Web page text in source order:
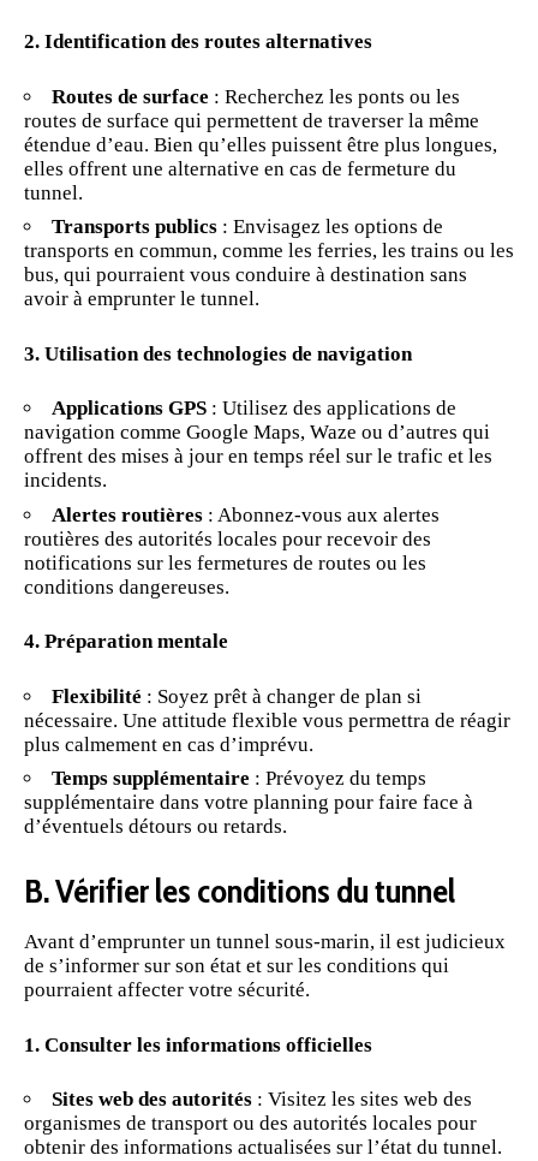
2. Identification des routes alternatives
Routes de surface : Recherchez les ponts ou les
routes de surface qui permettent de traverser la même
étendue d’eau. Bien qu’elles puissent être plus longues,
elles offrent une alternative en cas de fermeture du
tunnel.
Transports publics : Envisagez les options de
transports en commun, comme les ferries, les trains ou les
bus, qui pourraient vous conduire à destination sans
avoir à emprunter le tunnel.
3. Utilisation des technologies de navigation
Applications GPS : Utilisez des applications de
navigation comme Google Maps, Waze ou d’autres qui
offrent des mises à jour en temps réel sur le trafic et les
incidents.
Alertes routières : Abonnez-vous aux alertes
routières des autorités locales pour recevoir des
notifications sur les fermetures de routes ou les
conditions dangereuses.
4. Préparation mentale
Flexibilité : Soyez prêt à changer de plan si
nécessaire. Une attitude flexible vous permettra de réagir
plus calmement en cas d’imprévu.
Temps supplémentaire : Prévoyez du temps
supplémentaire dans votre planning pour faire face à
d’éventuels détours ou retards.
B. Vérifier les conditions du tunnel
Avant d’emprunter un tunnel sous-marin, il est judicieux
de s’informer sur son état et sur les conditions qui
pourraient affecter votre sécurité.
1. Consulter les informations officielles
Sites web des autorités : Visitez les sites web des
organismes de transport ou des autorités locales pour
obtenir des informations actualisées sur l’état du tunnel.